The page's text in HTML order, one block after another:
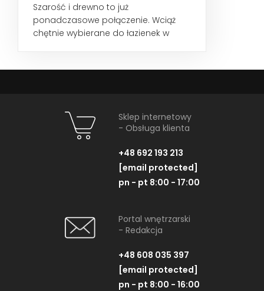
Szarość i drewno to już
ponadczasowe połączenie. Wciąż
chętnie wybierane do łazienek w
Sklep internetowy
- Obsługa klienta
+48 692 193 213
[email protected]
pn - pt 8:00 - 17:00
Portal wnętrzarski
- Redakcja
+48 608 035 397
[email protected]
pn - pt 8:00 - 16:00